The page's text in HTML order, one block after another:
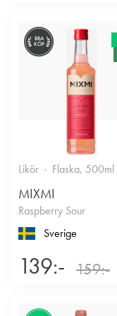
BRA
KÖP
Likör Flaska, 500ml
MIXMI
Raspberry Sour
Sverige
139:- 159:-